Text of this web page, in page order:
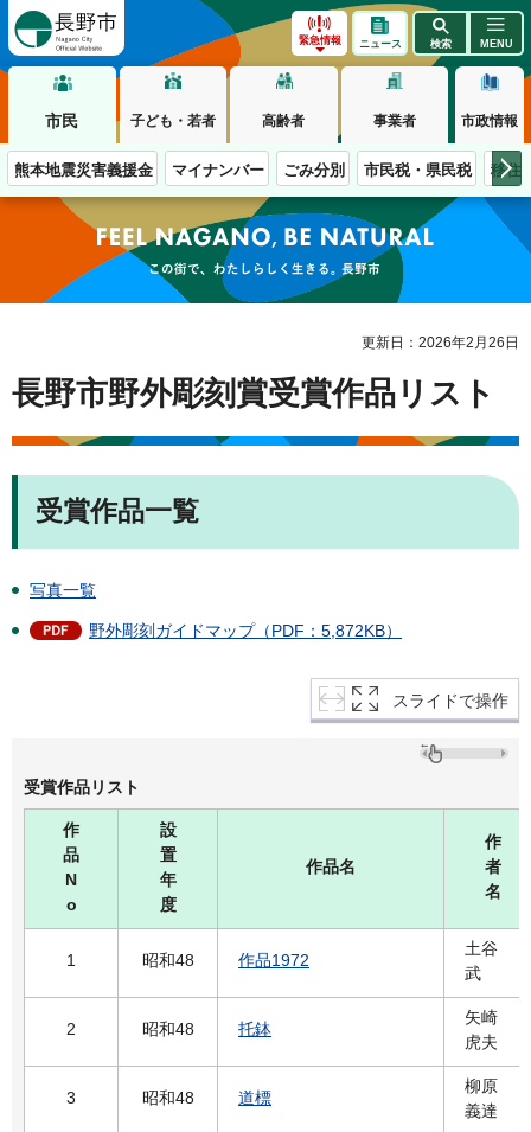
緊急情報 ニュース 検索 MENU
市民 子ども・若者 高齢者 事業者 市政情報
熊本地震災害義援金 マイナンバー ごみ分別 市民税・県民税 移住
この街で、わたしらしく生きる。長野市
更新日：2026年2月26日
長野市野外彫刻賞受賞作品リスト
受賞作品一覧
写真一覧
野外彫刻ガイドマップ（PDF：5,872KB）
スライドで操作
受賞作品リスト
作
品
N
o
設
置
年
度
作品名
作
者
名
1 昭和48 作品1972
土谷
武
2 昭和48 托鉢
矢崎
虎夫
3 昭和48 道標
柳原
義達